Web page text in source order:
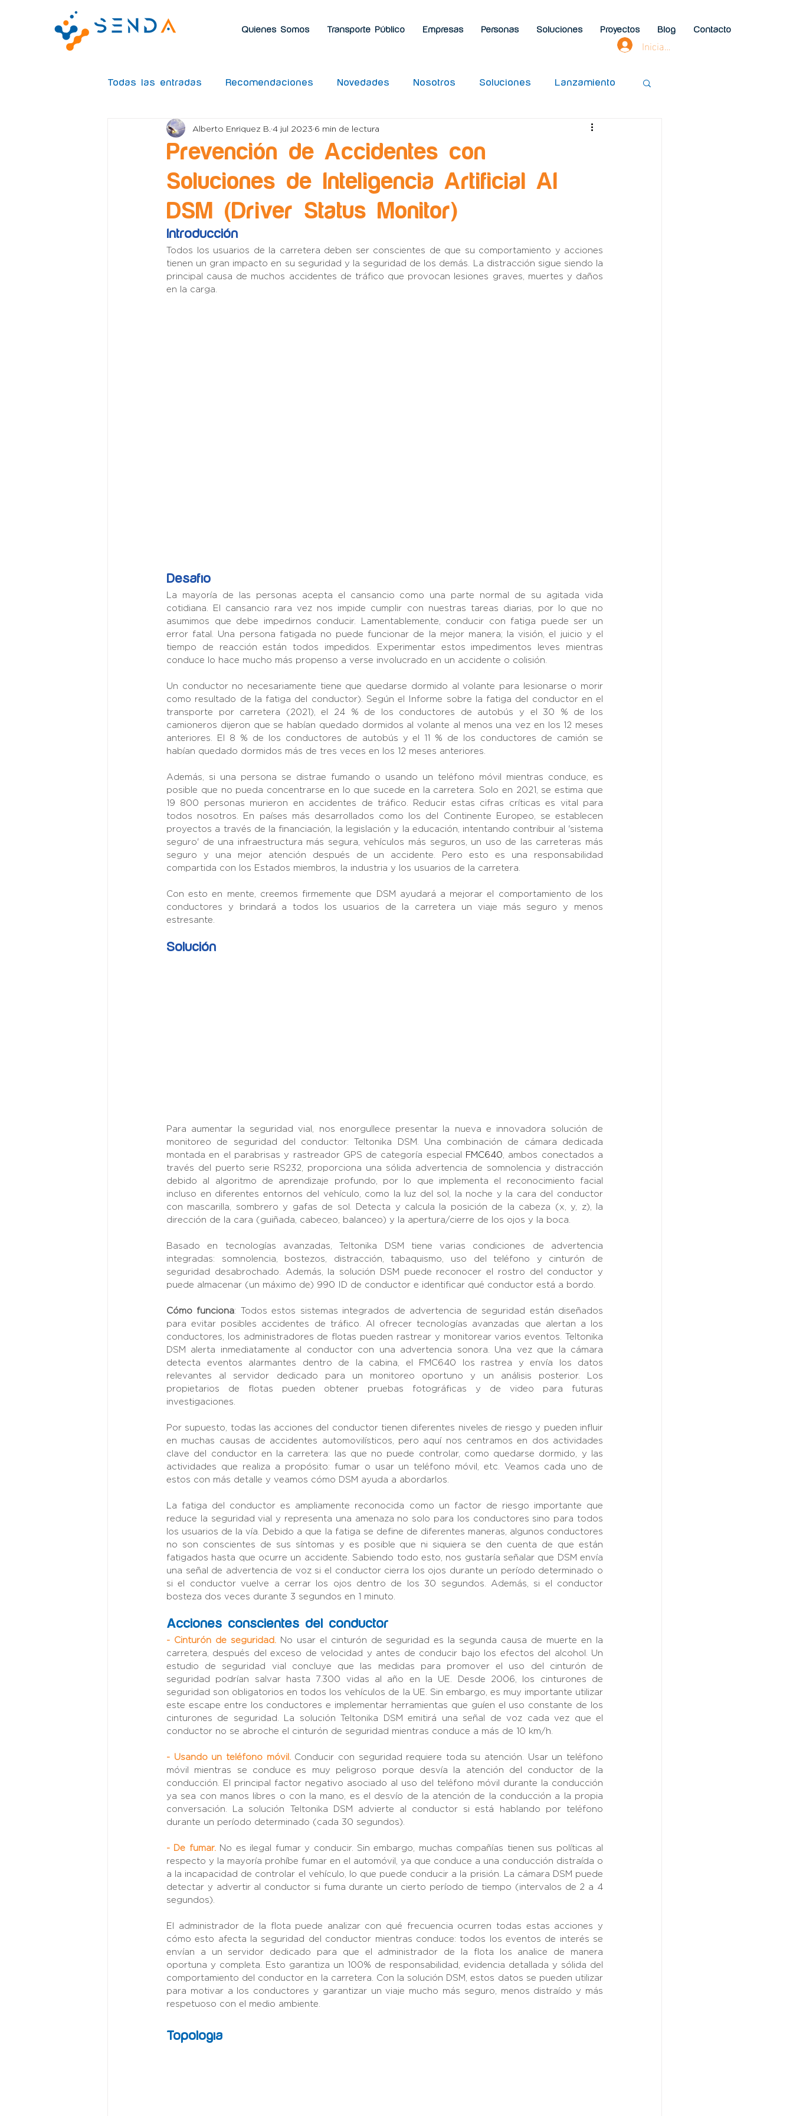
Quienes Somos Transporte Público Empresas Personas Soluciones Proyectos Blog Contacto
Iniciar sesión
Todas las entradas Recomendaciones Novedades Nosotros Soluciones Lanzamiento
Rastreo GPS Caso de Uso IoT LBS Manejo Ecológico
Maquinaria
Prevención de Accidentes con
Soluciones de Inteligencia Artificial AI
DSM (Driver Status Monitor)
Alberto Enriquez B. 4 jul 2023 6 min de lectura
Introducción
Todos los usuarios de la carretera deben ser conscientes de que su comportamiento y acciones
tienen un gran impacto en su seguridad y la seguridad de los demás. La distracción sigue siendo la
principal causa de muchos accidentes de tráfico que provocan lesiones graves, muertes y daños
en la carga.
Desafío
La mayoría de las personas acepta el cansancio como una parte normal de su agitada vida
cotidiana. El cansancio rara vez nos impide cumplir con nuestras tareas diarias, por lo que no
asumimos que debe impedirnos conducir. Lamentablemente, conducir con fatiga puede ser un
error fatal. Una persona fatigada no puede funcionar de la mejor manera; la visión, el juicio y el
tiempo de reacción están todos impedidos. Experimentar estos impedimentos leves mientras
conduce lo hace mucho más propenso a verse involucrado en un accidente o colisión.
Un conductor no necesariamente tiene que quedarse dormido al volante para lesionarse o morir
como resultado de la fatiga del conductor). Según el Informe sobre la fatiga del conductor en el
transporte por carretera (2021), el 24 % de los conductores de autobús y el 30 % de los
camioneros dijeron que se habían quedado dormidos al volante al menos una vez en los 12 meses
anteriores. El 8 % de los conductores de autobús y el 11 % de los conductores de camión se
habían quedado dormidos más de tres veces en los 12 meses anteriores.
Además, si una persona se distrae fumando o usando un teléfono móvil mientras conduce, es
posible que no pueda concentrarse en lo que sucede en la carretera. Solo en 2021, se estima que
19 800 personas murieron en accidentes de tráfico. Reducir estas cifras críticas es vital para
todos nosotros. En países más desarrollados como los del Continente Europeo, se establecen
proyectos a través de la financiación, la legislación y la educación, intentando contribuir al 'sistema
seguro' de una infraestructura más segura, vehículos más seguros, un uso de las carreteras más
seguro y una mejor atención después de un accidente. Pero esto es una responsabilidad
compartida con los Estados miembros, la industria y los usuarios de la carretera.
Con esto en mente, creemos firmemente que DSM ayudará a mejorar el comportamiento de los
conductores y brindará a todos los usuarios de la carretera un viaje más seguro y menos
estresante.
Solución
Para aumentar la seguridad vial, nos enorgullece presentar la nueva e innovadora solución de
monitoreo de seguridad del conductor: Teltonika DSM. Una combinación de cámara dedicada
montada en el parabrisas y rastreador GPS de categoría especial
FMC640 , ambos conectados a
través del puerto serie RS232, proporciona una sólida advertencia de somnolencia y distracción
debido al algoritmo de aprendizaje profundo, por lo que implementa el reconocimiento facial
incluso en diferentes entornos del vehículo, como la luz del sol, la noche y la cara del conductor
con mascarilla, sombrero y gafas de sol. Detecta y calcula la posición de la cabeza (x, y, z), la
dirección de la cara (guiñada, cabeceo, balanceo) y la apertura/cierre de los ojos y la boca.
Basado en tecnologías avanzadas, Teltonika DSM tiene varias condiciones de advertencia
integradas: somnolencia, bostezos, distracción, tabaquismo, uso del teléfono y cinturón de
seguridad desabrochado. Además, la solución DSM puede reconocer el rostro del conductor y
puede almacenar (un máximo de) 990 ID de conductor e identificar qué conductor está a bordo.
Cómo funciona: Todos estos sistemas integrados de advertencia de seguridad están diseñados
para evitar posibles accidentes de tráfico. Al ofrecer tecnologías avanzadas que alertan a los
conductores, los administradores de flotas pueden rastrear y monitorear varios eventos. Teltonika
DSM alerta inmediatamente al conductor con una advertencia sonora. Una vez que la cámara
detecta eventos alarmantes dentro de la cabina, el FMC640 los rastrea y envía los datos
relevantes al servidor dedicado para un monitoreo oportuno y un análisis posterior. Los
propietarios de flotas pueden obtener pruebas fotográficas y de video para futuras
investigaciones.
Por supuesto, todas las acciones del conductor tienen diferentes niveles de riesgo y pueden influir
en muchas causas de accidentes automovilísticos, pero aquí nos centramos en dos actividades
clave del conductor en la carretera: las que no puede controlar, como quedarse dormido, y las
actividades que realiza a propósito: fumar o usar un teléfono móvil, etc. Veamos cada uno de
estos con más detalle y veamos cómo DSM ayuda a abordarlos.
La fatiga del conductor es ampliamente reconocida como un factor de riesgo importante que
reduce la seguridad vial y representa una amenaza no solo para los conductores sino para todos
los usuarios de la vía. Debido a que la fatiga se define de diferentes maneras, algunos conductores
no son conscientes de sus síntomas y es posible que ni siquiera se den cuenta de que están
fatigados hasta que ocurre un accidente. Sabiendo todo esto, nos gustaría señalar que DSM envía
una señal de advertencia de voz si el conductor cierra los ojos durante un período determinado o
si el conductor vuelve a cerrar los ojos dentro de los 30 segundos. Además, si el conductor
bosteza dos veces durante 3 segundos en 1 minuto.
Acciones conscientes del conductor
- Cinturón de seguridad.
No usar el cinturón de seguridad es la segunda causa de muerte en la
carretera, después del exceso de velocidad y antes de conducir bajo los efectos del alcohol. Un
estudio de seguridad vial concluye que las medidas para promover el uso del cinturón de
seguridad podrían salvar hasta 7.300 vidas al año en la UE. Desde 2006, los cinturones de
seguridad son obligatorios en todos los vehículos de la UE. Sin embargo, es muy importante utilizar
este escape entre los conductores e implementar herramientas que guíen el uso constante de los
cinturones de seguridad. La solución Teltonika DSM emitirá una señal de voz cada vez que el
conductor no se abroche el cinturón de seguridad mientras conduce a más de 10 km/h.
- Usando un teléfono móvil. Conducir con seguridad requiere toda su atención. Usar un teléfono
móvil mientras se conduce es muy peligroso porque desvía la atención del conductor de la
conducción. El principal factor negativo asociado al uso del teléfono móvil durante la conducción
ya sea con manos libres o con la mano, es el desvío de la atención de la conducción a la propia
conversación. La solución Teltonika DSM advierte al conductor si está hablando por teléfono
durante un período determinado (cada 30 segundos).
- De fumar. No es ilegal fumar y conducir. Sin embargo, muchas compañías tienen sus políticas al
respecto y la mayoría prohíbe fumar en el automóvil, ya que conduce a una conducción distraída o
a la incapacidad de controlar el vehículo, lo que puede conducir a la prisión. La cámara DSM puede
detectar y advertir al conductor si fuma durante un cierto período de tiempo (intervalos de 2 a 4
segundos).
El administrador de la flota puede analizar con qué frecuencia ocurren todas estas acciones y
cómo esto afecta la seguridad del conductor mientras conduce: todos los eventos de interés se
envían a un servidor dedicado para que el administrador de la flota los analice de manera
oportuna y completa. Esto garantiza un 100% de responsabilidad, evidencia detallada y sólida del
comportamiento del conductor en la carretera. Con la solución DSM, estos datos se pueden utilizar
para motivar a los conductores y garantizar un viaje mucho más seguro, menos distraído y más
respetuoso con el medio ambiente.
Topología